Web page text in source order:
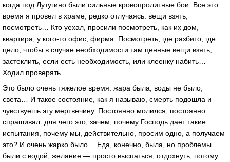
когда под Лутугино были сильные кровопролитные бои. Все это
время я провел в храме, редко отлучаясь: вещи взять,
посмотреть… Кто уехал, просили посмотреть, как их дом,
квартира, у кого-то офис, фирма. Посмотреть, где разбито, где
цело, чтобы в случае необходимости там ценные вещи взять,
застеклить, если есть необходимость, или клеенку набить…
Ходил проверять.
Это было очень тяжелое время: жара была, воды не было,
света… И такое состояние, как я называю, смерть подошла и
чувствуешь эту мертвечину. Постоянно молился, постоянно
спрашивал: для чего это, зачем, почему Господь дает такие
испытания, почему мы, действительно, просим одно, а получаем
это? И очень жарко было… Еда, конечно, была, но проблемы
были с водой, желание — просто выспаться, отдохнуть, потому